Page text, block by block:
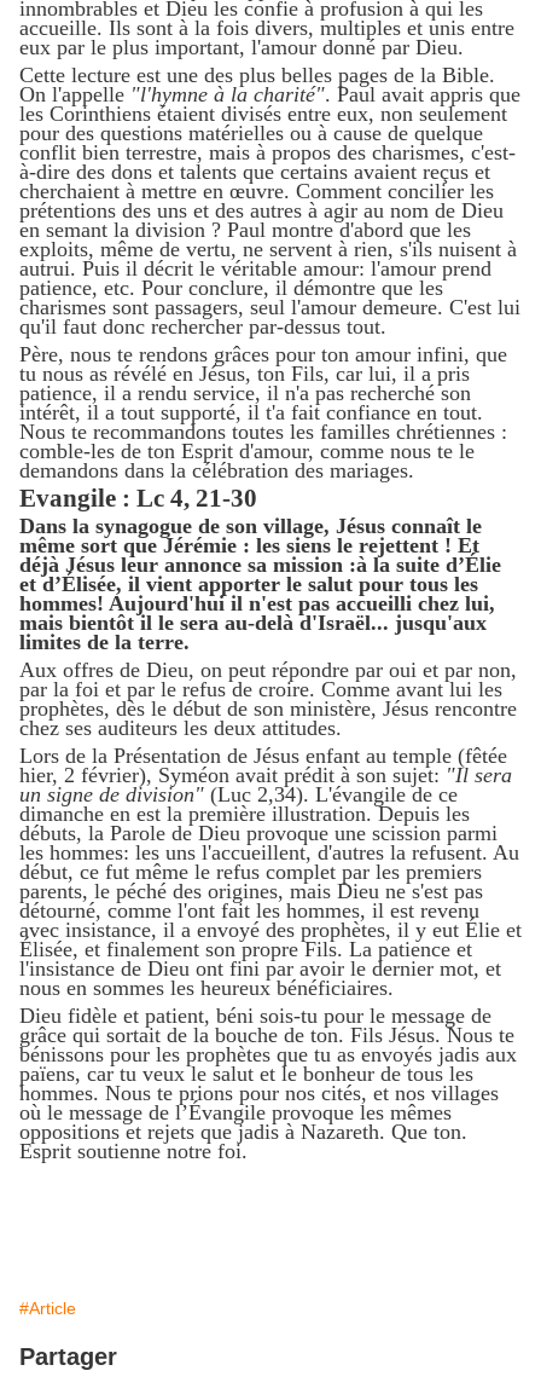
innombrables et Dieu les confie à profusion à qui les
accueille. Ils sont à la fois divers, multiples et unis entre
eux par le plus important, l'amour donné par Dieu.
Cette lecture est une des plus belles pages de la Bible.
On l'appelle "l'hymne à la charité". Paul avait appris que
les Corinthiens étaient divisés entre eux, non seulement
pour des questions matérielles ou à cause de quelque
conflit bien terrestre, mais à propos des charismes, c'est-
à-dire des dons et talents que certains avaient reçus et
cherchaient à mettre en œuvre. Comment concilier les
prétentions des uns et des autres à agir au nom de Dieu
en semant la division ? Paul montre d'abord que les
exploits, même de vertu, ne servent à rien, s'ils nuisent à
autrui. Puis il décrit le véritable amour: l'amour prend
patience, etc. Pour conclure, il démontre que les
charismes sont passagers, seul l'amour demeure. C'est lui
qu'il faut donc rechercher par-dessus tout.
Père, nous te rendons grâces pour ton amour infini, que
tu nous as révélé en Jésus, ton Fils, car lui, il a pris
patience, il a rendu service, il n'a pas recherché son
intérêt, il a tout supporté, il t'a fait confiance en tout.
Nous te recommandons toutes les familles chrétiennes :
comble-les de ton Esprit d'amour, comme nous te le
demandons dans la célébration des mariages.
Evangile : Lc 4, 21-30
Dans la synagogue de son village, Jésus connaît le
même sort que Jérémie : les siens le rejettent ! Et
déjà Jésus leur annonce sa mission :à la suite d’Élie
et d’Élisée, il vient apporter le salut pour tous les
hommes! Aujourd'hui il n'est pas accueilli chez lui,
mais bientôt il le sera au-delà d'Israël... jusqu'aux
limites de la terre.
Aux offres de Dieu, on peut répondre par oui et par non,
par la foi et par le refus de croire. Comme avant lui les
prophètes, dès le début de son ministère, Jésus rencontre
chez ses auditeurs les deux attitudes.
Lors de la Présentation de Jésus enfant au temple (fêtée
hier, 2 février), Syméon avait prédit à son sujet: "Il sera
un signe de division" (Luc 2,34). L'évangile de ce
dimanche en est la première illustration. Depuis les
débuts, la Parole de Dieu provoque une scission parmi
les hommes: les uns l'accueillent, d'autres la refusent. Au
début, ce fut même le refus complet par les premiers
parents, le péché des origines, mais Dieu ne s'est pas
détourné, comme l'ont fait les hommes, il est revenu
avec insistance, il a envoyé des prophètes, il y eut Élie et
Élisée, et finalement son propre Fils. La patience et
l'insistance de Dieu ont fini par avoir le dernier mot, et
nous en sommes les heureux bénéficiaires.
Dieu fidèle et patient, béni sois-tu pour le message de
grâce qui sortait de la bouche de ton. Fils Jésus. Nous te
bénissons pour les prophètes que tu as envoyés jadis aux
païens, car tu veux le salut et le bonheur de tous les
hommes. Nous te prions pour nos cités, et nos villages
où le message de l’Évangile provoque les mêmes
oppositions et rejets que jadis à Nazareth. Que ton.
Esprit soutienne notre foi.
#Article
Partager